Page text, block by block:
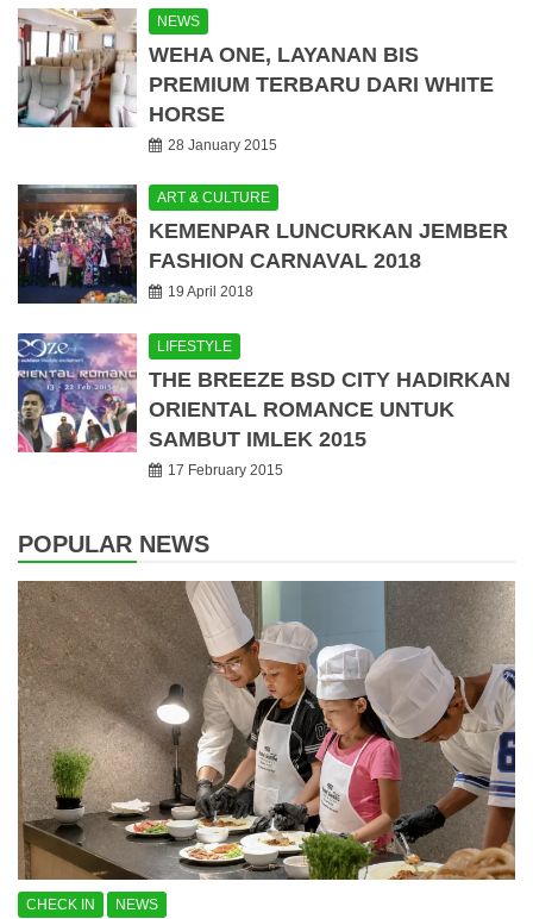
NEWS
WEHA ONE, LAYANAN BIS
PREMIUM TERBARU DARI WHITE
HORSE
28 January 2015
ART & CULTURE
KEMENPAR LUNCURKAN JEMBER
FASHION CARNAVAL 2018
19 April 2018
LIFESTYLE
THE BREEZE BSD CITY HADIRKAN
ORIENTAL ROMANCE UNTUK
SAMBUT IMLEK 2015
17 February 2015
POPULAR NEWS
CHECK IN NEWS